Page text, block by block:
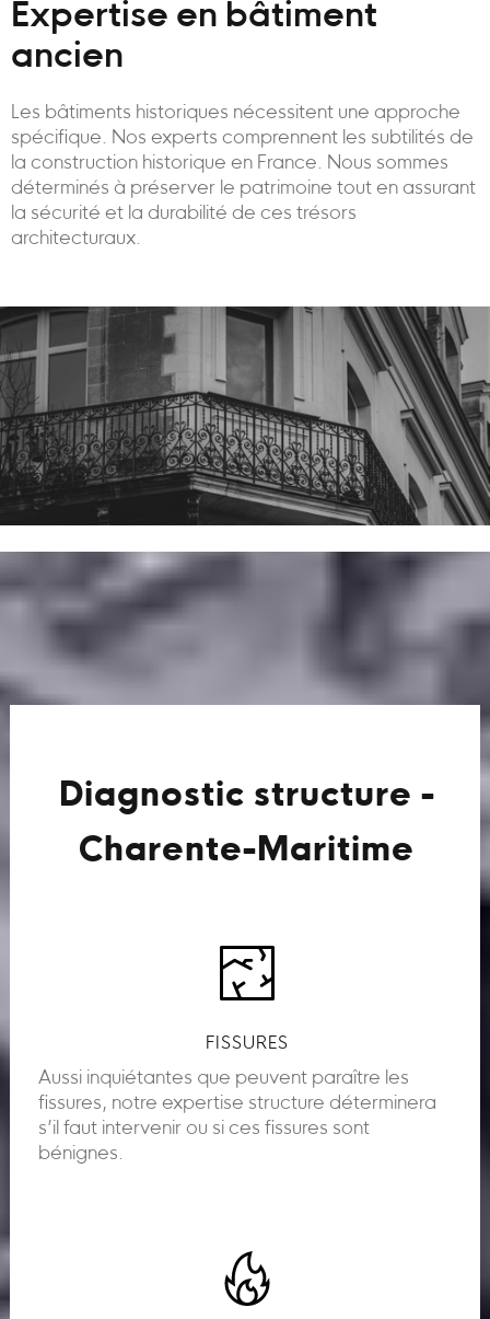
Expertise en bâtiment
ancien
Les bâtiments historiques nécessitent une approche
spécifique. Nos experts comprennent les subtilités de
la construction historique en France. Nous sommes
déterminés à préserver le patrimoine tout en assurant
la sécurité et la durabilité de ces trésors
architecturaux.
Diagnostic structure -
Charente-Maritime
FISSURES
Aussi inquiétantes que peuvent paraître les
fissures, notre expertise structure déterminera
s’il faut intervenir ou si ces fissures sont
bénignes.